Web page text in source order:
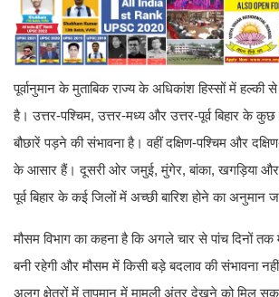
पूर्वानुमान के मुताबिक राज्य के अधिकांश हिस्सों में हल्की
है। उत्तर-पश्चिम, उत्तर-मध्य और उत्तर-पूर्व बिहार के
बौछारें पड़ने की संभावना है। वहीं दक्षिण-पश्चिम और
के आसार हैं। दूसरी ओर जमुई, मुंगेर, बांका, खगड़िया और
पूर्व बिहार के कई जिलों में अच्छी बारिश होने का अनुमान
मौसम विभाग का कहना है कि अगले चार से पांच दिनों
बनी रहेगी और मौसम में किसी बड़े बदलाव की संभावना
अलग क्षेत्रों में तापमान में मामूली अंतर देखने को मिल